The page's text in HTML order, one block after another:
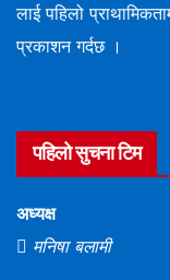
लाई पहिलो
प्रकाशन गर्दछ ।
पहिलो सुचना टिम
अध्यक्ष
मनिषा बलामी